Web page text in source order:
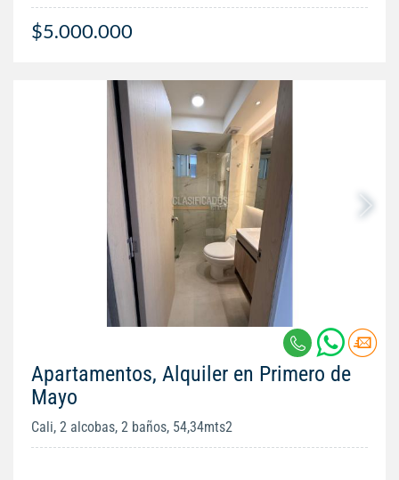
$5.000.000
Apartamentos, Alquiler en Primero de
Mayo
Cali, 2 alcobas, 2 baños, 54,34mts2